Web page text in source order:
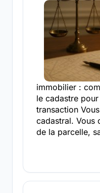
immobilier :
le cadastre
transaction
cadastral. Vous
de la parcelle,